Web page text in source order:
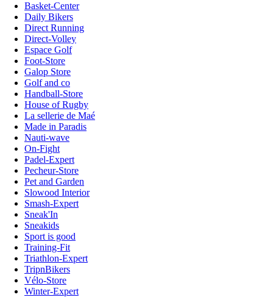
Basket-Center
Daily Bikers
Direct Running
Direct-Volley
Espace Golf
Foot-Store
Galop Store
Golf and co
Handball-Store
House of Rugby
La sellerie de Maé
Made in Paradis
Nauti-wave
On-Fight
Padel-Expert
Pecheur-Store
Pet and Garden
Slowood Interior
Smash-Expert
Sneak'In
Sneakids
Sport is good
Training-Fit
Triathlon-Expert
TripnBikers
Vélo-Store
Winter-Expert